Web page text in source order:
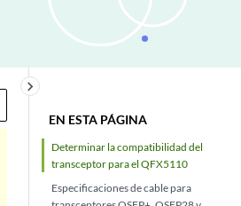
EN ESTA PÁGINA
Determinar la compatibilidad del
transceptor para el QFX5110
Especificaciones de cable para
keyboard_arrow_right